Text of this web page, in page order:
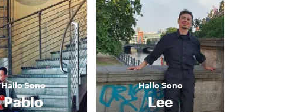
HalloSono
Pablo
HalloSono
Lee